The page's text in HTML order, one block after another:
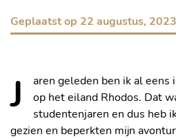
Geplaatst op 22 augustus, 2023
J
aren geleden ben ik al eens
op het eiland Rhodos. Dat
studentenjaren en dus heb
gezien en beperkten mijn